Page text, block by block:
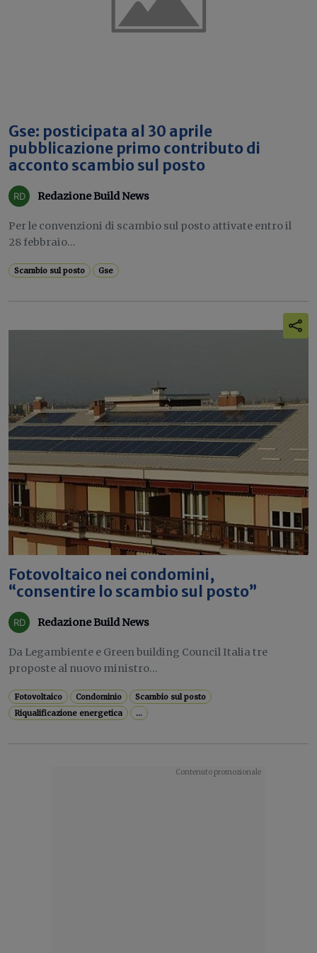
Gse: posticipata al 30 aprile
pubblicazione primo contributo di
acconto scambio sul posto
Redazione Build News
Per le convenzioni di scambio sul posto attivate entro il
28 febbraio...
Scambio sul posto Gse
Fotovoltaico nei condomini,
“consentire lo scambio sul posto”
Redazione Build News
Da Legambiente e Green building Council Italia tre
proposte al nuovo ministro...
Fotovoltaico Condominio
Scambio sul posto
Riqualificazione energetica
...